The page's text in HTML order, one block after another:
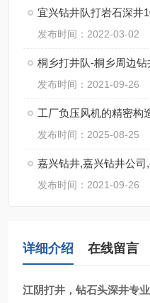
宜兴钻井队打岩石深井
发布时间：2022-03-02
桐乡打井队-桐乡周边
发布时间：2021-09-26
工厂负压风机的精密构
发布时间：2025-08-25
嘉兴钻井,嘉兴钻井公司
发布时间：2021-09-26
详细介绍 在线留言
江阴打井，钻石头深井专